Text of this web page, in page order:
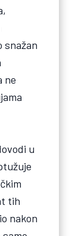
snažan
ne
u
tih
nakon